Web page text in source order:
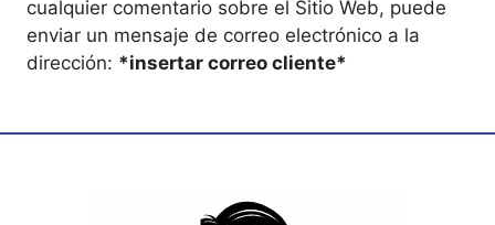
cualquier comentario sobre el Sitio Web, puede
enviar un mensaje de correo electrónico a la
dirección: *insertar correo cliente*